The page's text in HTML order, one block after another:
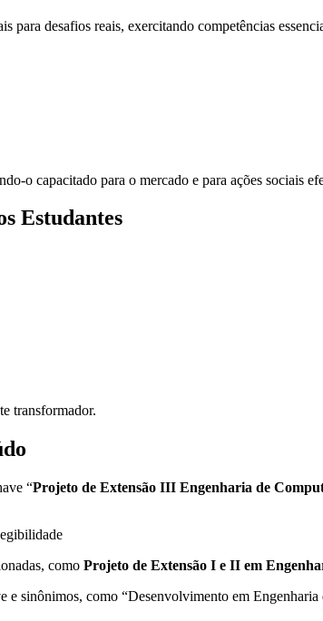
para desafios reais, exercitando competências
o capacitado para o mercado e para ações sociais
Estudantes
transformador.
“Projeto de Extensão III Engenharia de
como Projeto de Extensão I e II em
e sinônimos, como “Desenvolvimento em Engenharia